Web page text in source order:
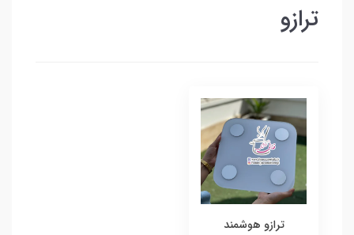
ترازو
ترازو هوشمند